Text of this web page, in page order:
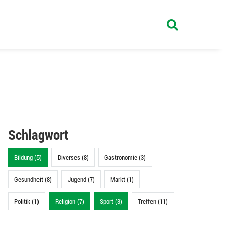
Schlagwort
Bildung (5) Diverses (8) Gastronomie (3)
Gesundheit (8) Jugend (7) Markt (1)
Politik (1) Religion (7) Sport (3) Treffen (11)